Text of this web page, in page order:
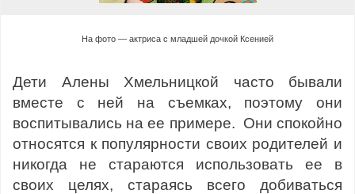
На фото — актриса с младшей дочкой Ксенией
Дети Алены Хмельницкой часто бывали
вместе с ней на съемках, поэтому они
воспитывались на ее примере. Они спокойно
относятся к популярности своих родителей и
никогда не стараются использовать ее в
своих целях, стараясь всего добиваться